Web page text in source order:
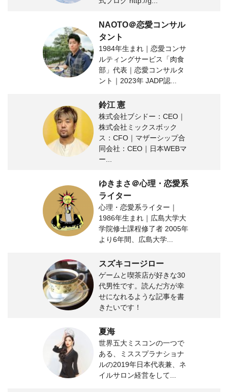
NAOTO＠恋愛コンサル
タント
1984年生まれ｜恋愛コンサ
ルティングサービス「肉食
部」代表｜恋愛コンサルタ
ント｜2023年 JADP認...
鈴江 憲
株式会社ブシドー：CEO｜
株式会社ミックスボック
ス：CFO｜マザーシップ合
同会社：CEO｜日本WEBマ
ー...
ゆきまさ＠心理・恋愛系
ライター
心理・恋愛系ライター｜
1986年生まれ｜広島大学大
学院修士課程修了者 2005年
より6年間、広島大学...
スズキコージロー
ゲームと喫茶店が好きな30
代男性です。読んだ方が幸
せになれるような記事を書
きたいです！
夏海
世界五大ミスコンの一つで
ある、ミススプラナショナ
ルの2019年日本代表兼、ネ
イルサロン経営をして...